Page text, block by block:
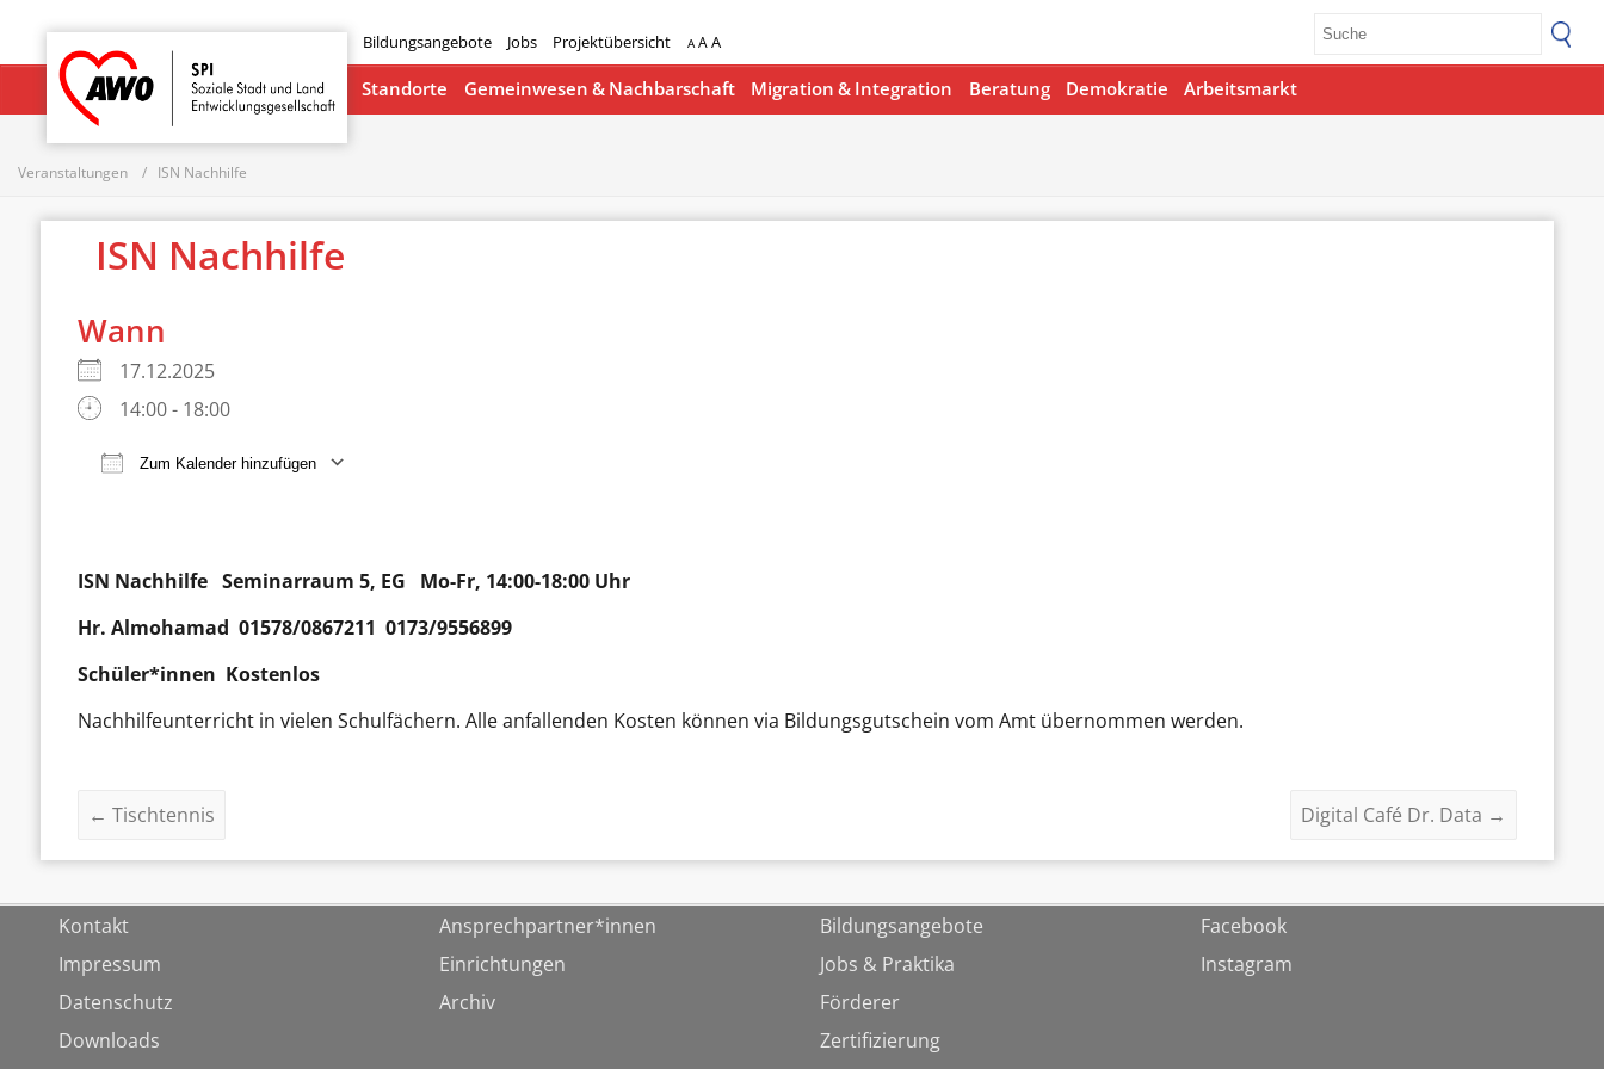
Bildungsangebote Jobs Projektübersicht A AA
Startseite
Standorte Gemeinwesen & Nachbarschaft Migration & Integration Beratung Demokratie Arbeitsmarkt
Veranstaltungen ISN Nachhilfe
ISN Nachhilfe
Wann
17.12.2025
14:00 - 18:00
Zum Kalender hinzufügen
ISN Nachhilfe Seminarraum 5, EG Mo-Fr, 14:00-18:00 Uhr
Hr.Almohamad 01578/0867211 0173/9556899
Schüler*innen Kostenlos
Nachhilfeunterricht in vielen Schulfächern. Alle anfallenden Kosten können via Bildungsgutschein vom Amt übernommen werden.
← Tischtennis Digital Café Dr. Data →
Kontakt
Impressum
Datenschutz
Downloads
Ansprechpartner*innen
Einrichtungen
Archiv
Bildungsangebote
Jobs & Praktika
Förderer
Zertifizierung
Facebook
Instagram